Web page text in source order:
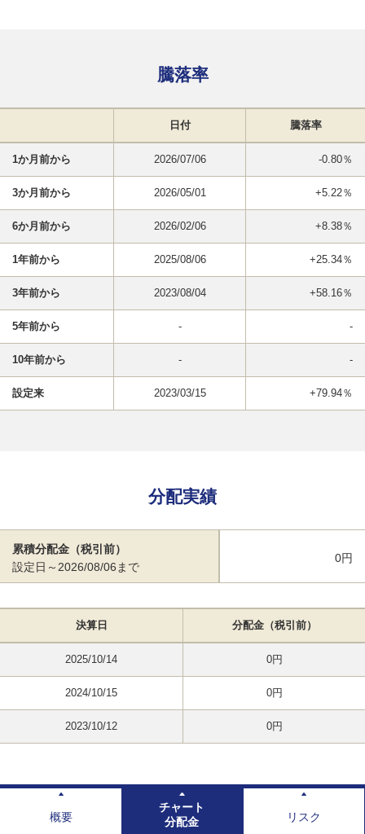
騰落率
日付 騰落率
1か月前から 2026/07/06 -0.80％
3か月前から 2026/05/01 +5.22％
6か月前から 2026/02/06 +8.38％
1年前から 2025/08/06 +25.34％
3年前から 2023/08/04 +58.16％
5年前から - -
10年前から - -
設定来 2023/03/15 +79.94％
分配実績
累積分配金（税引前）
設定日～2026/08/06まで
0円
決算日 分配金（税引前）
2025/10/14 0円
2024/10/15 0円
2023/10/12 0円
概要
チャート
分配金
リスク